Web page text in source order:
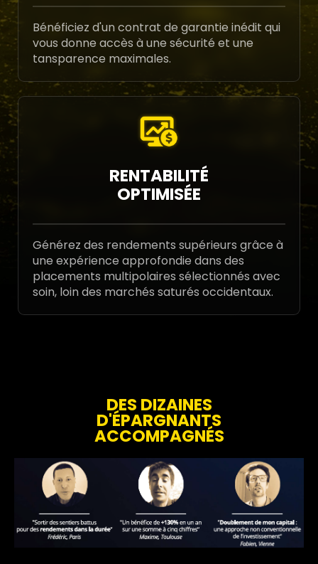
Bénéficiez d'un contrat de garantie inédit qui
vous donne accès à une sécurité et une
tansparence maximales.
RENTABILITÉ
OPTIMISÉE
Générez des rendements supérieurs grâce à
une expérience approfondie dans des
placements multipolaires sélectionnés avec
soin, loin des marchés saturés occidentaux.
DES DIZAINES
D'ÉPARGNANTS
ACCOMPAGNÉS